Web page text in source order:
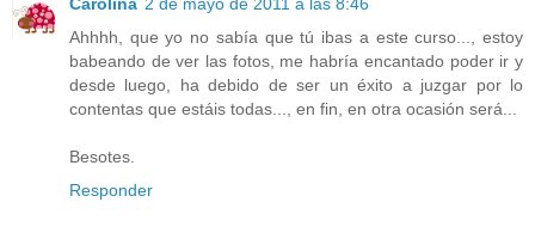
Ahhhh, que yo no sabía que tú ibas a este curso..., estoy
babeando de ver las fotos, me habría encantado poder ir y
desde luego, ha debido de ser un éxito a juzgar por lo
contentas que estáis todas..., en fin, en otra ocasión será...
Besotes.
Responder